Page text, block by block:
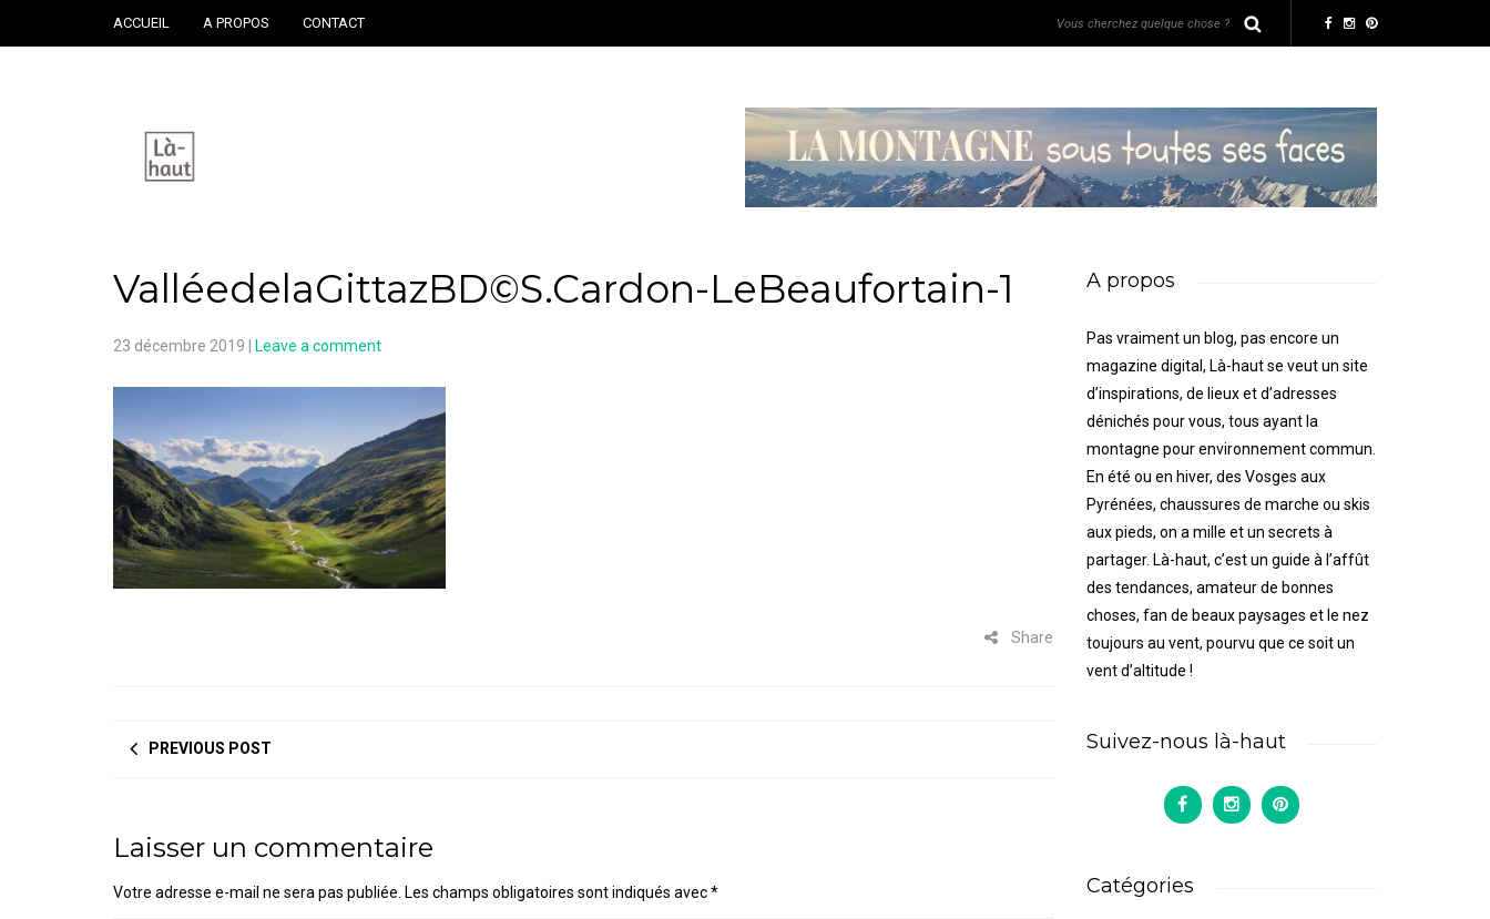
ACCUEIL A PROPOS CONTACT
ValléedelaGittazBD©S.Cardon-LeBeaufortain-1
23 décembre 2019 Leave a comment
Share
PREVIOUS POST
Laisser un commentaire
Votre adresse e-mail ne sera pas publiée. Les champs obligatoires sont indiqués avec*
A propos
Pas vraiment un blog, pas encore un
magazine digital, Là-haut se veut un site
d’inspirations, de lieux et d’adresses
dénichés pour vous, tous ayant la
montagne pour environnement commun.
En été ou en hiver, des Vosges aux
Pyrénées, chaussures de marche ou skis
aux pieds, on a mille et un secrets à
partager. Là-haut, c’est un guide à l’affût
des tendances, amateur de bonnes
choses, fan de beaux paysages et le nez
toujours au vent, pourvu que ce soit un
vent d’altitude !
Suivez-nous là-haut
Catégories